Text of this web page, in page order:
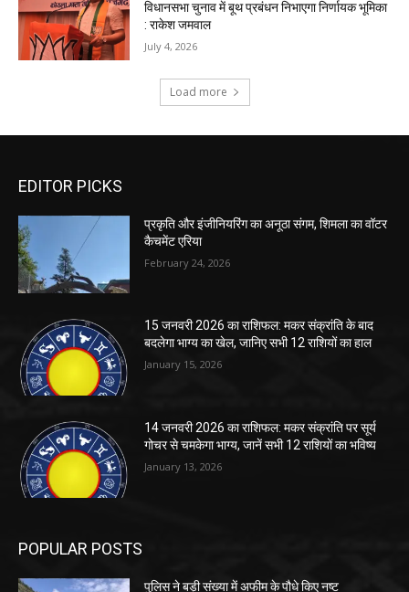
EDITOR PICKS
प्रकृति और इंजीनियरिंग का अनूठा संगम, शिमला का वॉटर
कैचमेंट एरिया
February 24, 2026
15 जनवरी 2026 का राशिफल: मकर संक्रांति के बाद
बदलेगा भाग्य का खेल, जानिए सभी 12 राशियों का हाल
January 15, 2026
14 जनवरी 2026 का राशिफल: मकर संक्रांति पर सूर्य
गोचर से चमकेगा भाग्य, जानें सभी 12 राशियों का भविष्य
January 13, 2026
POPULAR POSTS
पुलिस ने बड़ी संख्या में अफीम के पौधे किए नष्ट